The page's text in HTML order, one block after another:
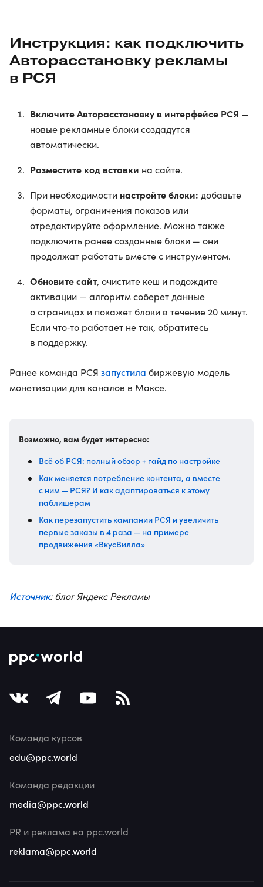
Инструкция: как подключить
Авторасстановку рекламы
в РСЯ
Включите Авторасстановку в интерфейсе РСЯ —
новые рекламные блоки создадутся
автоматически.
Разместите код вставки на сайте.
При необходимости настройте блоки: добавьте
форматы, ограничения показов или
отредактируйте оформление. Можно также
подключить ранее созданные блоки — они
продолжат работать вместе с инструментом.
Обновите сайт, очистите кеш и подождите
активации — алгоритм соберет данные
о страницах и покажет блоки в течение 20 минут.
Если что‑то работает не так, обратитесь
в поддержку.
Ранее команда РСЯ запустила биржевую модель
монетизации для каналов в Максе.
Возможно, вам будет интересно:
Всё об РСЯ: полный обзор + гайд по настройке
Как меняется потребление контента, а вместе
с ним — РСЯ? И как адаптироваться к этому
паблишерам
Как перезапустить кампании РСЯ и увеличить
первые заказы в 4 раза — на примере
продвижения «ВкусВилла»
Источник: блог Яндекс Рекламы
Команда курсов
edu@ppc.world
Команда редакции
media@ppc.world
PR и реклама на ppc.world
reklama@ppc.world